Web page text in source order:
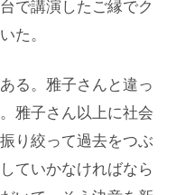
で講演したご縁でク
た。
る。雅子さんと違っ
雅子さん以上に社会
り絞って過去をつぶ
ていかなければなら